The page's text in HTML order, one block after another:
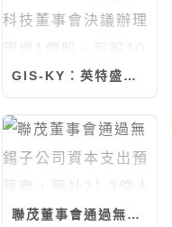
GIS-KY：英特盛科技董事會決議辦理現增1億股，每股10元
聯茂董事會通過無錫子公司資本支出預算案，預計21.3億人民幣